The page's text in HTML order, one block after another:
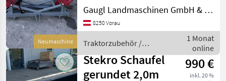
Neumaschine
Ausführung, Spannweite
von 500 mm - 2000 mm,
Euro - Aufnahme.....
Anbaugeräte
Gaugl Landmaschinen GmbH & Co KG
8250 Vorau
Traktorzubehör /
Stekro
1 Monat
online
Stekro Schaufel
gerundet 2,0m
990 €
inkl. 20 %